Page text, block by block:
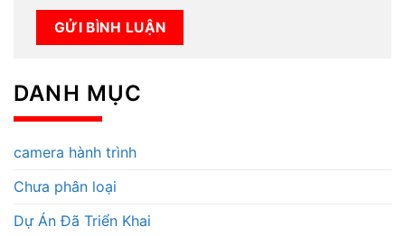
DANH MỤC
camera hành trình
Chưa phân loại
Dự Án Đã Triển Khai